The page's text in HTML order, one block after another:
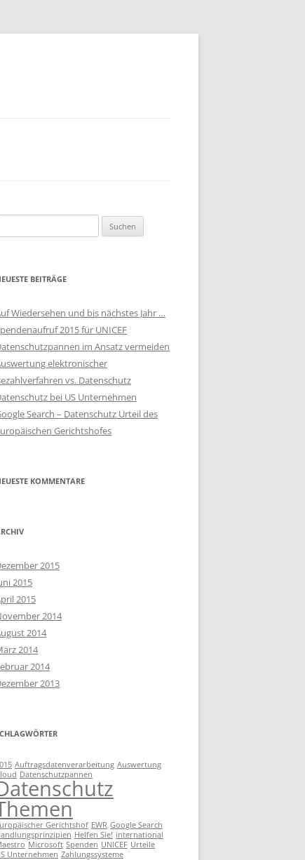
DER LÄNDER
WIE WICHTIG IST DATENSCHUTZ?
HAUPTPRINZIPIEN DES
DATENSCHUTZ
INTERNER
DATENSCHUTZBEAUFTRAGTER
EXTERNER
INTERNER VS. EXTERNER DSB
DATENSCHUTZ
MITARBEITERDATEN IM INTERNET
RECHTE DER BETROFFENEN
GRUNDREGELN DES DS
EINEN DSB
BEITRÄGE
Wiedersehen und bis nächstes Jahr …
2015 für UNICEF
im Ansatz vermeiden
elektronischer
vs. Datenschutz
bei US Unternehmen
Search – Datenschutz Urteil des
Gerichtshofes
KOMMENTARE
2015
2015
2015
2014
2014
2014
2014
2013
Auftragsdatenverarbeitung Auswertung
Datenschutzpannen
Gerichtshof EWR Google Search
Helfen Sie! international
Microsoft Spenden UNICEF Urteile
Unternehmen Zahlungssysteme